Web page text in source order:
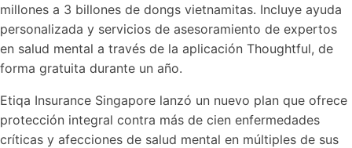
millones a 3 billones de dongs vietnamitas. Incluye ayuda
personalizada y servicios de asesoramiento de expertos
en salud mental a través de la aplicación Thoughtful, de
forma gratuita durante un año.
Etiqa Insurance Singapore lanzó un nuevo plan que ofrece
protección integral contra más de cien enfermedades
críticas y afecciones de salud mental en múltiples de sus